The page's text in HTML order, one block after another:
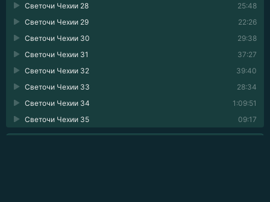
25:48
Светочи Чехии 28
22:26
Светочи Чехии 29
29:38
Светочи Чехии 30
37:27
Светочи Чехии 31
39:40
Светочи Чехии 32
28:34
Светочи Чехии 33
1:09:51
Светочи Чехии 34
09:17
Светочи Чехии 35